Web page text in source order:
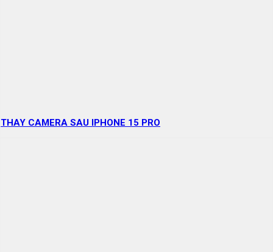
THAY CAMERA SAU IPHONE 15 PRO